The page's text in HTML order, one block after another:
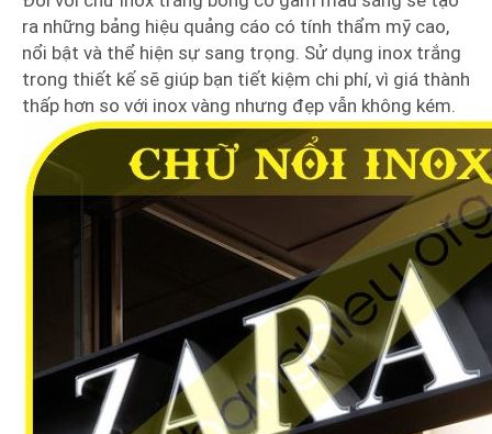
ra những bảng hiệu quảng cáo có tính thẩm mỹ cao,
nổi bật và thể hiện sự sang trọng. Sử dụng inox trắng
trong thiết kế sẽ giúp bạn tiết kiệm chi phí, vì giá thành
thấp hơn so với inox vàng nhưng đẹp vẫn không kém.